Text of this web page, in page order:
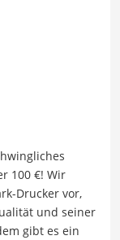
100 €! Wir
Drucker vor,
und seiner
gibt es ein